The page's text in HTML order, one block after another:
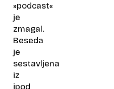
»podcast«
je
zmagal.
Beseda
je
sestavljena
iz
ipod